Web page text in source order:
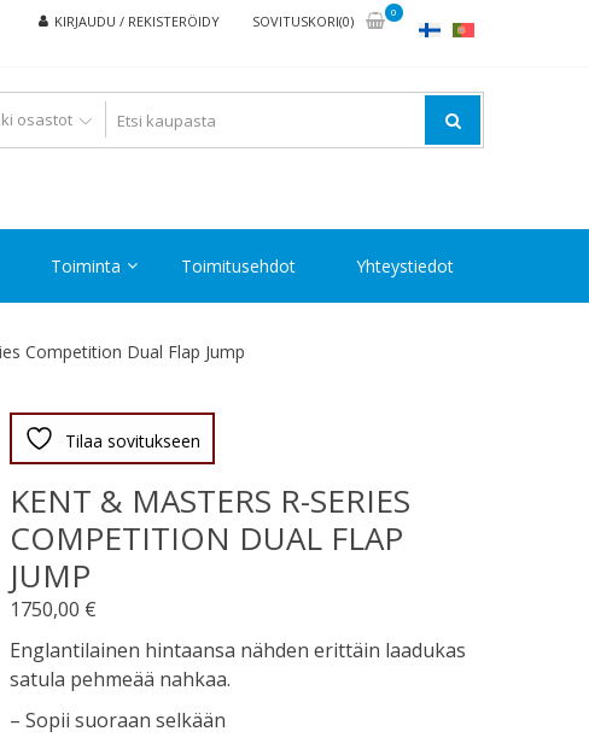
KIRJAUDU / REKISTERÖIDY SOVITUSKORI(0)
0
Toiminta Toimitusehdot Yhteystiedot
Competition Dual Flap Jump
Tilaa sovitukseen
KENT & MASTERS R-SERIES
COMPETITION DUAL FLAP
JUMP
1750,00 €
Englantilainen hintaansa nähden erittäin laadukas
satula pehmeää nahkaa.
– Sopii suoraan selkään